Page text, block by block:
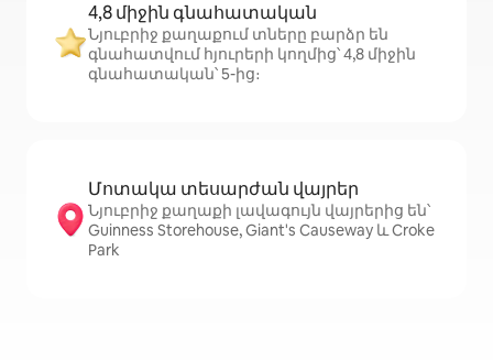
4,8 միջին գնահատական
Նյուբրիջ քաղաքում տները բարձր են
գնահատվում հյուրերի կողմից՝ 4,8 միջին
գնահատական՝ 5-ից։
Մոտակա տեսարժան վայրեր
Նյուբրիջ քաղաքի լավագույն վայրերից են՝
Guinness Storehouse, Giant's Causeway և Croke
Park